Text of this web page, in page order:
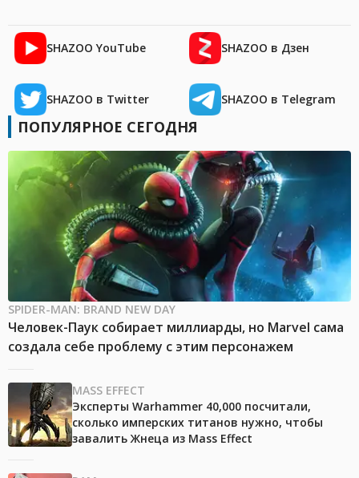
SHAZOO YouTube SHAZOO в Дзен
SHAZOO в Twitter SHAZOO в Telegram
ПОПУЛЯРНОЕ СЕГОДНЯ
SPIDER-MAN: BRAND NEW DAY
Человек-Паук собирает миллиарды, но Marvel сама
создала себе проблему с этим персонажем
MASS EFFECT
Эксперты Warhammer 40,000 посчитали,
сколько имперских титанов нужно, чтобы
завалить Жнеца из Mass Effect